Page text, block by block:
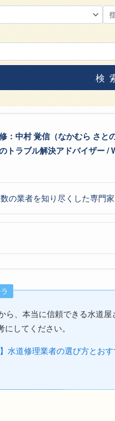
検
：中村 覚信（なかむら さと
トラブル解決アドバイザー /
の業者を知り尽くした専門家
、本当に信頼できる水道屋
してください。
】水道修理業者の選び方とお